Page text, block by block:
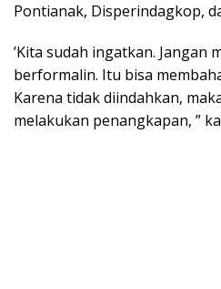
Pontianak, Disperindagkop,
’Kita sudah ingatkan. Jangan
berformalin. Itu bisa
Karena tidak diindahkan,
melakukan penangkapan, ”